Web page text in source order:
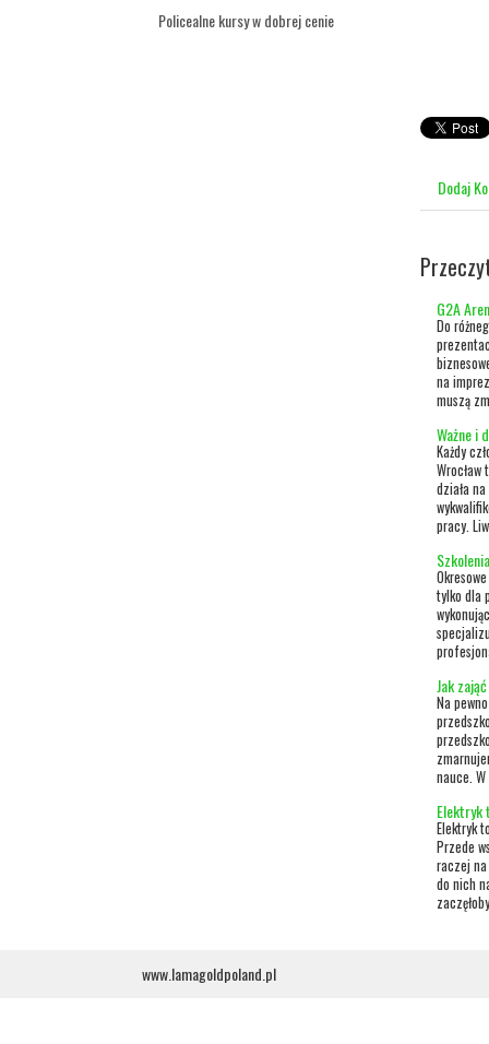
Policealne kursy w dobrej cenie
Dodaj
G2A
Do
na
muszą
Ważne i
Każdy
działa
pracy.
tylko dla
Jak
Na
nauce.
Elektryk
Elektryk
Przede
raczej
do nich
www.lamagoldpoland.pl